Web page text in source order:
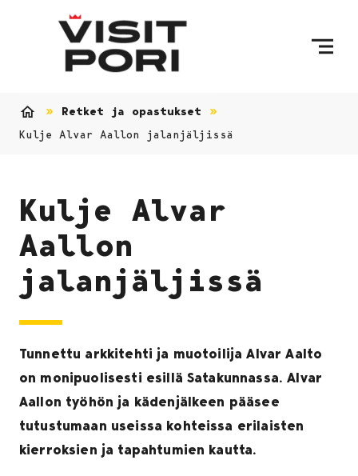
Retket ja opastukset
Kulje Alvar Aallon jalanjäljissä
Kulje Alvar
Aallon
jalanjäljissä
Tunnettu arkkitehti ja muotoilija Alvar Aalto
on monipuolisesti esillä Satakunnassa. Alvar
Aallon työhön ja kädenjälkeen pääsee
tutustumaan useissa kohteissa erilaisten
kierroksien ja tapahtumien kautta.